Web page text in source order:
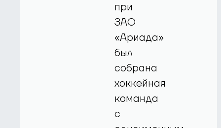
при
ЗАО
«Ариада»
был
собрана
хоккейная
команда
с